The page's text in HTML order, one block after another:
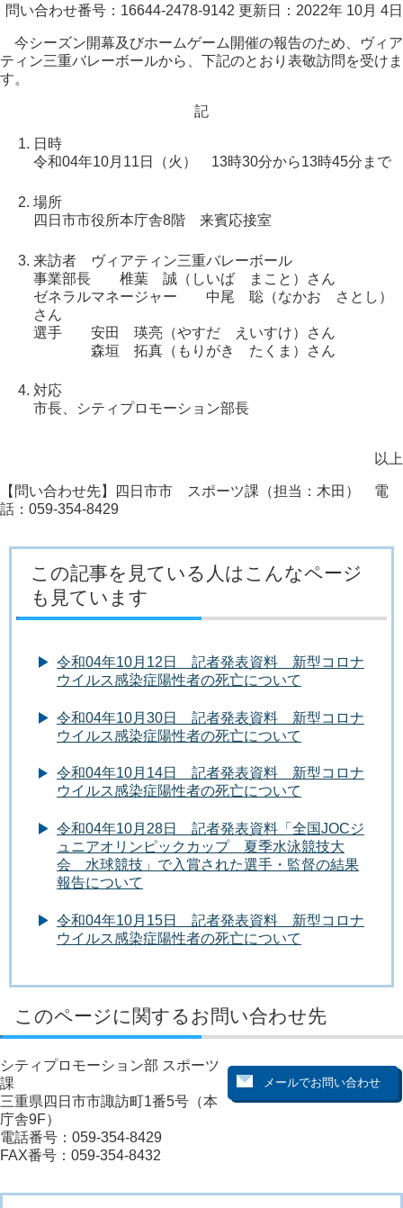
問い合わせ番号：16644-2478-9142 更新日：2022年 10月 4日
今シーズン開幕及びホームゲーム開催の報告のため、ヴィア
ティン三重バレーボールから、下記のとおり表敬訪問を受けま
す。
記
日時
令和04年10月11日（火） 13時30分から13時45分まで
場所
四日市市役所本庁舎8階 来賓応接室
来訪者 ヴィアティン三重バレーボール
事業部長 椎葉 誠（しいば まこと）さん
ゼネラルマネージャー 中尾 聡（なかお さとし）
さん
選手 安田 瑛亮（やすだ えいすけ）さん
森垣 拓真（もりがき たくま）さん
対応
市長、シティプロモーション部長
以上
【問い合わせ先】四日市市 スポーツ課（担当：木田） 電
話：059-354-8429
この記事を見ている人はこんなページ
も見ています
令和04年10月12日 記者発表資料 新型コロナ
ウイルス感染症陽性者の死亡について
令和04年10月30日 記者発表資料 新型コロナ
ウイルス感染症陽性者の死亡について
令和04年10月14日 記者発表資料 新型コロナ
ウイルス感染症陽性者の死亡について
令和04年10月28日 記者発表資料「全国JOCジ
ュニアオリンピックカップ 夏季水泳競技大
会 水球競技」で入賞された選手・監督の結果
報告について
令和04年10月15日 記者発表資料 新型コロナ
ウイルス感染症陽性者の死亡について
このページに関するお問い合わせ先
シティプロモーション部 スポーツ
課
三重県四日市市諏訪町1番5号（本
庁舎9F）
電話番号：059-354-8429
FAX番号：059-354-8432